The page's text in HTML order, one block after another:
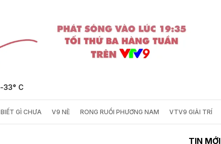
-33° C
BIẾT GÌ CHƯA V9 NÈ RONG RUỔI PHƯƠNG NAM VTV9 GIẢI TRÍ
TIN MỚI